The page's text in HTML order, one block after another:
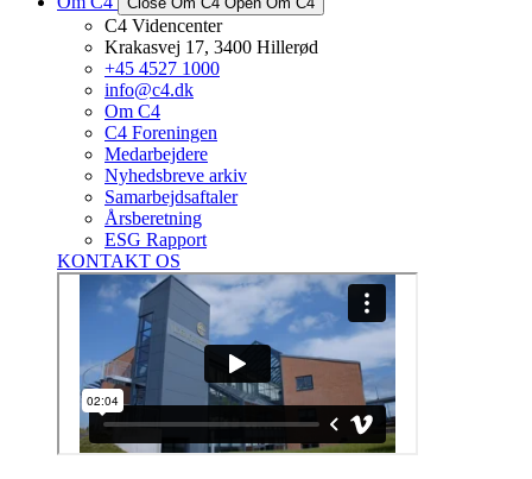
C4 Videncenter
Krakasvej 17, 3400 Hillerød
+45 4527 1000
info@c4.dk
Om C4
C4 Foreningen
Medarbejdere
Nyhedsbreve arkiv
Samarbejdsaftaler
Årsberetning
ESG Rapport
KONTAKT OS